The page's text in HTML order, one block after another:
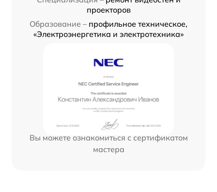
проекторов
Образование – профильное техническое,
«Электроэнергетика и электротехника»
Вы можете ознакомиться с сертификатом
мастера